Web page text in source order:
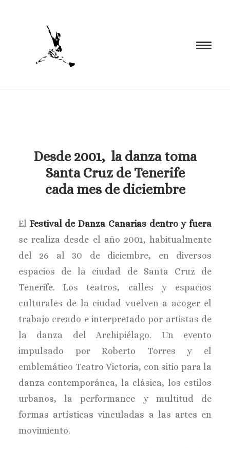
CIA. NÓMADA
PROYECTOS
CONTACTO
BUSCAR
Desde 2001, la danza toma
Santa Cruz de Tenerife
cada mes de diciembre
El Festival de Danza Canarias dentro y fuera
se realiza desde el año 2001, habitualmente
del 26 al 30 de diciembre, en diversos
espacios de la ciudad de Santa Cruz de
Tenerife. Los teatros, calles y espacios
culturales de la ciudad vuelven a acoger el
trabajo creado e interpretado por artistas de
la danza del Archipiélago. Un evento
impulsado por Roberto Torres y el
emblemático Teatro Victoria, con sitio para la
danza contemporánea, la clásica, los estilos
urbanos, la performance y multitud de
formas artísticas vinculadas a las artes en
movimiento.